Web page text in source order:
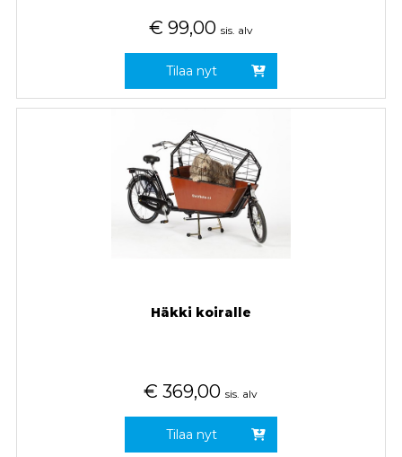
€ 99,00 sis. alv
Tilaa nyt
Häkki koiralle
€ 369,00 sis. alv
Tilaa nyt